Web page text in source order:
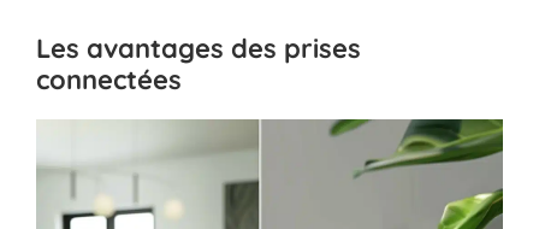
Les avantages des prises
connectées